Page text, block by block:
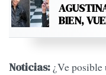
BIEN,
Noticias: ¿Ve posible